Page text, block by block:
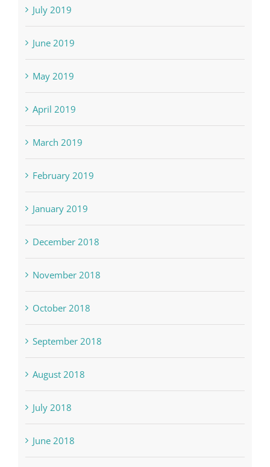
July 2019
June 2019
May 2019
April 2019
March 2019
February 2019
January 2019
December 2018
November 2018
October 2018
September 2018
August 2018
July 2018
June 2018